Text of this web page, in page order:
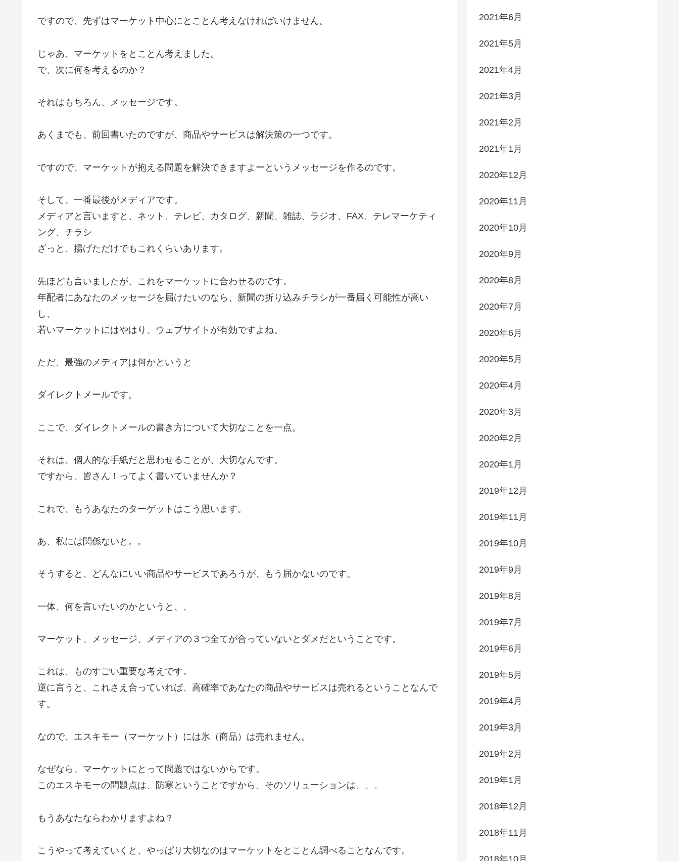
ですので、先ずはマーケット中心にとことん考えなければいけません。
じゃあ、マーケットをとことん考えました。
で、次に何を考えるのか？
それはもちろん、メッセージです。
あくまでも、前回書いたのですが、商品やサービスは解決策の一つです。
ですので、マーケットが抱える問題を解決できますよーというメッセージを作るのです。
そして、一番最後がメディアです。
メディアと言いますと、ネット、テレビ、カタログ、新聞、雑誌、ラジオ、FAX、テレマーケティ
ング、チラシ
ざっと、揚げただけでもこれくらいあります。
先ほども言いましたが、これをマーケットに合わせるのです。
年配者にあなたのメッセージを届けたいのなら、新聞の折り込みチラシが一番届く可能性が高い
し、
若いマーケットにはやはり、ウェブサイトが有効ですよね。
ただ、最強のメディアは何かというと
ダイレクトメールです。
ここで、ダイレクトメールの書き方について大切なことを一点。
それは、個人的な手紙だと思わせることが、大切なんです。
ですから、皆さん！ってよく書いていませんか？
これで、もうあなたのターゲットはこう思います。
あ、私には関係ないと。。
そうすると、どんなにいい商品やサービスであろうが、もう届かないのです。
一体、何を言いたいのかというと、、
マーケット、メッセージ、メディアの３つ全てが合っていないとダメだということです。
これは、ものすごい重要な考えです。
逆に言うと、これさえ合っていれば、高確率であなたの商品やサービスは売れるということなんで
す。
なので、エスキモー（マーケット）には氷（商品）は売れません。
なぜなら、マーケットにとって問題ではないからです。
このエスキモーの問題点は、防寒ということですから、そのソリューションは、、、
もうあなたならわかりますよね？
こうやって考えていくと、やっぱり大切なのはマーケットをとことん調べることなんです。
2021年6月
2021年5月
2021年4月
2021年3月
2021年2月
2021年1月
2020年12月
2020年11月
2020年10月
2020年9月
2020年8月
2020年7月
2020年6月
2020年5月
2020年4月
2020年3月
2020年2月
2020年1月
2019年12月
2019年11月
2019年10月
2019年9月
2019年8月
2019年7月
2019年6月
2019年5月
2019年4月
2019年3月
2019年2月
2019年1月
2018年12月
2018年11月
2018年10月